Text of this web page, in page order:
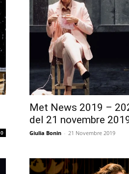
0
Met News 2019 –
del 21 novembre
Giulia Bonin - 21 Novembre 2019